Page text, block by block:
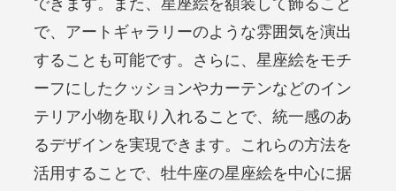
で、アートギャラリーのような雰囲気を演出
することも可能です。さらに、星座絵をモチ
ーフにしたクッションやカーテンなどのイン
テリア小物を取り入れることで、統一感のあ
るデザインを実現できます。これらの方法を
活用することで、牡牛座の星座絵を中心に据